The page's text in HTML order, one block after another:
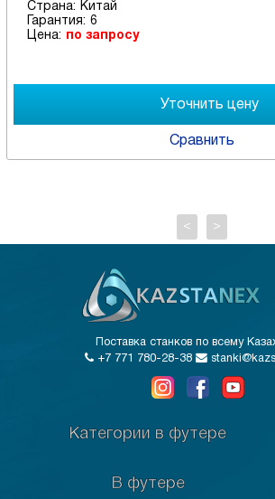
Страна:
Китай
Гарантия: 6
Цена:
по запросу
Сравнить
< >
Поставка станков по всему
+7 771 780-28-38
Категории в футере
В футере